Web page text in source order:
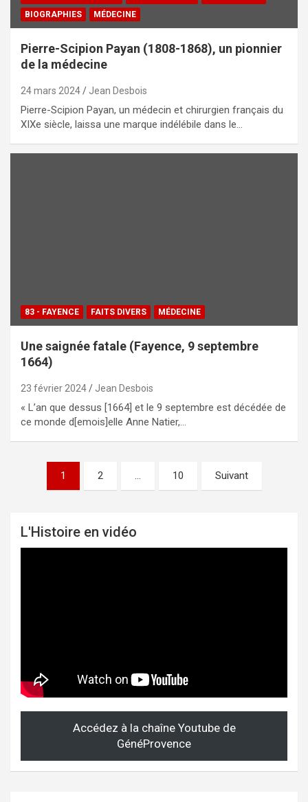
BIOGRAPHIES
MÉDECINE
Pierre-Scipion Payan (1808-1868), un pionnier
de la médecine
24 mars 2024 Jean Desbois
Pierre-Scipion Payan, un médecin et chirurgien français du
XIXe siècle, laissa une marque indélébile dans le…
83 - FAYENCE FAITS DIVERS MÉDECINE
Une saignée fatale (Fayence, 9 septembre
1664)
23 février 2024 Jean Desbois
« L’an que dessus [1664] et le 9 septembre est décédée de
ce monde d[emois]elle Anne Natier,…
Pagination
publications
1 2 10 Suivant
L'Histoire en vidéo
Accédez à la chaîne Youtube de
GénéProvence